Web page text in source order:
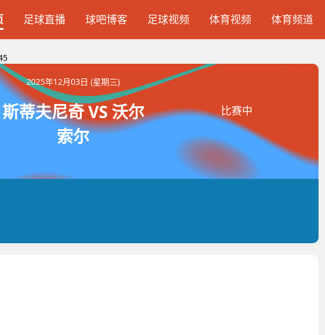
足球直播 球吧博客 足球视频 体育视频 体育频道
2025年12月03日 (星期三)
斯蒂夫尼奇 VS 沃尔
索尔
比赛中